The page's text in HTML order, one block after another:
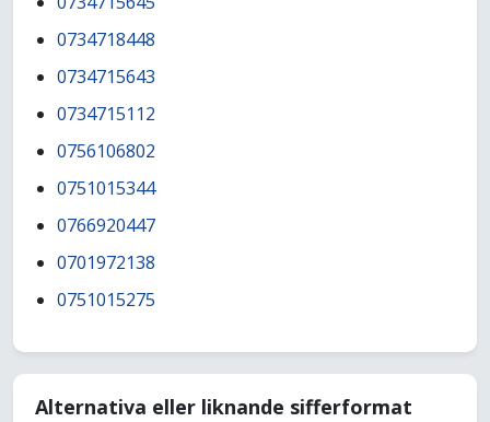
0734718448
0734715643
0734715112
0756106802
0751015344
0766920447
0701972138
0751015275
Alternativa eller liknande sifferformat